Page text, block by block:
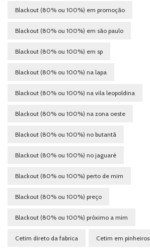
Blackout (80% ou 100%) em promoção
Blackout (80% ou 100%) em são paulo
Blackout (80% ou 100%) em sp
Blackout (80% ou 100%) na lapa
Blackout (80% ou 100%) na vila leopoldina
Blackout (80% ou 100%) na zona oeste
Blackout (80% ou 100%) no butantã
Blackout (80% ou 100%) no jaguaré
Blackout (80% ou 100%) perto de mim
Blackout (80% ou 100%) preço
Blackout (80% ou 100%) próximo a mim
Cetim direto da fabrica Cetim em pinheiros